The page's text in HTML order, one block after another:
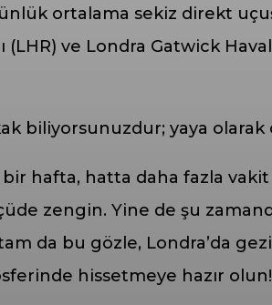
ortalama sekiz direkt
(LHR) ve Londra Gatwick
biliyorsunuzdur; yaya
hafta, hatta daha fazla
zengin. Yine de şu
da bu gözle, Londra’da
hissetmeye hazır olun!